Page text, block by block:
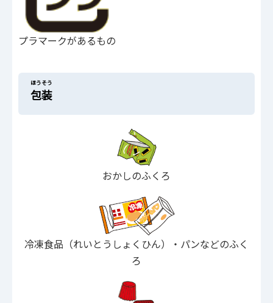
プラマークがあるもの
包装
ほうそう
おかしのふくろ
冷凍食品（れいとうしょくひん）・パンなどのふく
ろ